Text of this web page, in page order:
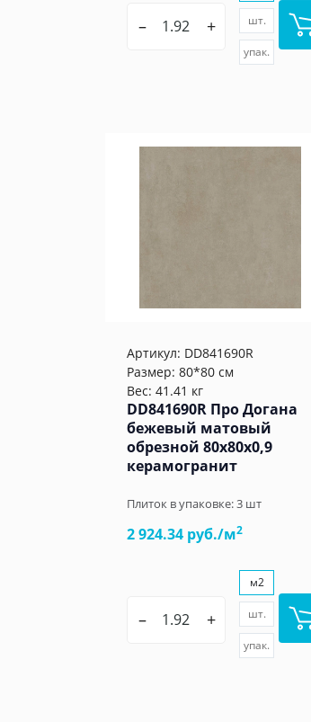
– + шт.
упак.
Артикул: DD841690R
Размер: 80*80 см
Вес: 41.41 кг
DD841690R Про Догана
бежевый матовый
обрезной 80x80x0,9
керамогранит
Плиток в упаковке:3 шт
2 924.34 руб./м2
– +
м2
шт.
упак.